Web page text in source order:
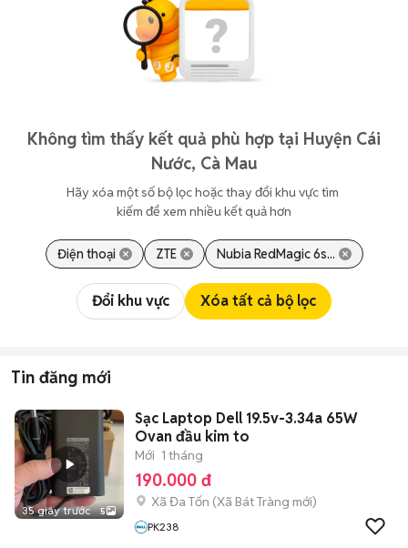
Không tìm thấy kết quả phù hợp tại Huyện Cái
Nước, Cà Mau
Hãy xóa một số bộ lọc hoặc thay đổi khu vực tìm
kiếm để xem nhiều kết quả hơn
Điện thoại ZTE Nubia RedMagic 6s...
Đổi khu vực Xóa tất cả bộ lọc
Tin đăng mới
35 giây trước 5
Sạc Laptop Dell 19.5v-3.34a 65W
Ovan đầu kim to
Mới 1 tháng
190.000 đ
Xã Đa Tốn (Xã Bát Tràng mới)
PK238